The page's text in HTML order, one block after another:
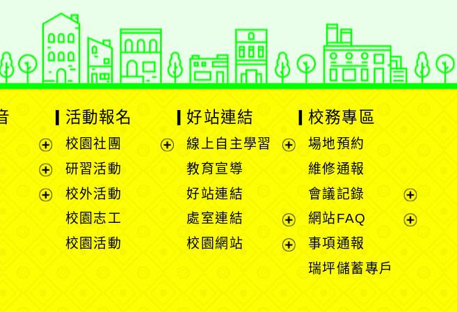
展
開
選
展
開
活動報名
校園社團
研習活動
校外活動
校園志工
校園活動
好站連結
線上自主學習
單
教育宣導
好站連結
處室連結
展
校園網站
校務專區
場地預約
維修通報
會議記錄
展
網站FAQ
事項通報
瑞坪儲蓄專戶